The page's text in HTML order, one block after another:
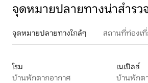
จุดหมายปลายทางน่าสำรว
จุดหมายปลายทางใกล้ๆ สถานที่ท่องเ
โรม
บ้านพักตากอากาศ
เนเปิลส์
บ้านพักต